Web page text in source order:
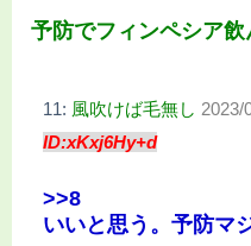
予防でフィンペシア
11: 風吹けば毛無し 2023/
ID:xKxj6Hy+d
>>8
いいと思う。予防マ